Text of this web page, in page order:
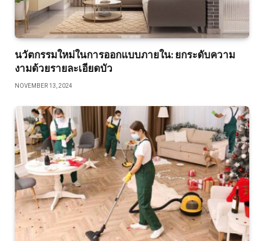
นวัตกรรมใหม่ในการออกแบบภายใน: ยกระดับความ
งามด้วยรายละเอียดบัว
NOVEMBER 13, 2024